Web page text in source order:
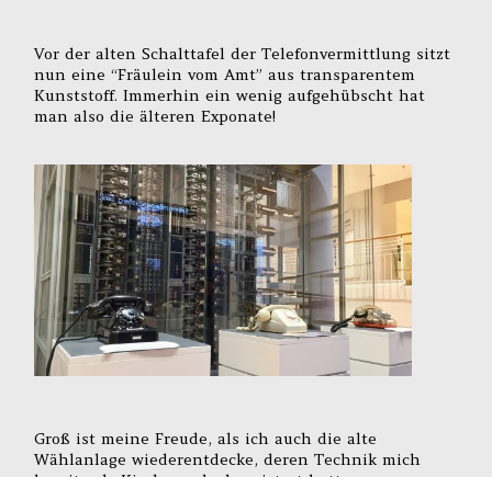
Vor der alten Schalttafel der Telefonvermittlung sitzt
nun eine “Fräulein vom Amt” aus transparentem
Kunststoff. Immerhin ein wenig aufgehübscht hat
man also die älteren Exponate!
Groß ist meine Freude, als ich auch die alte
Wählanlage wiederentdecke, deren Technik mich